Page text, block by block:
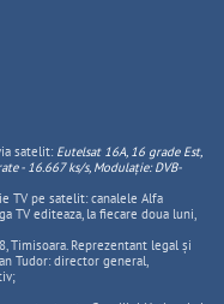
satelit: Eutelsat 16A, 16 grade Est,
- 16.667 ks/s, Modulație: DVB-
TV pe satelit: canalele Alfa
TV editeaza, la fiecare doua luni,
Timisoara. Reprezentant legal și
Tudor: director general,